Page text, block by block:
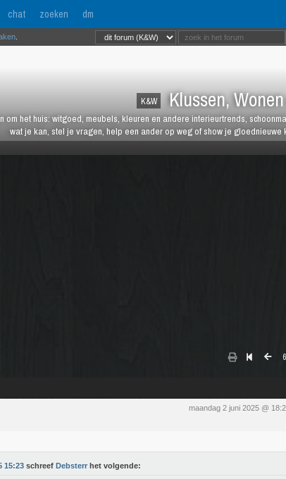
chat zoeken dm
K&W Klussen,
om het huis: witgoed, meubels, kleuren en andere interieurtrends,
wat je kan, stel je vragen, help een ander op weg of show je gloednieuwe
6
maandag 2 juni 2025 @
15:23 schreef Debsterr het volgende: